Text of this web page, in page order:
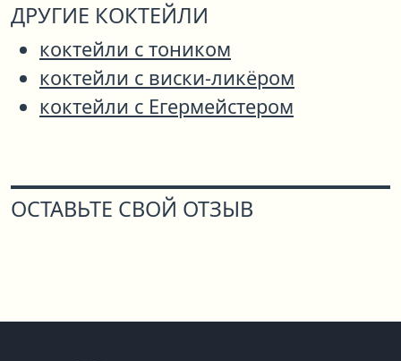
ДРУГИЕ КОКТЕЙЛИ
коктейли с тоником
коктейли с виски-ликёром
коктейли с Егермейстером
ОСТАВЬТЕ СВОЙ ОТЗЫВ